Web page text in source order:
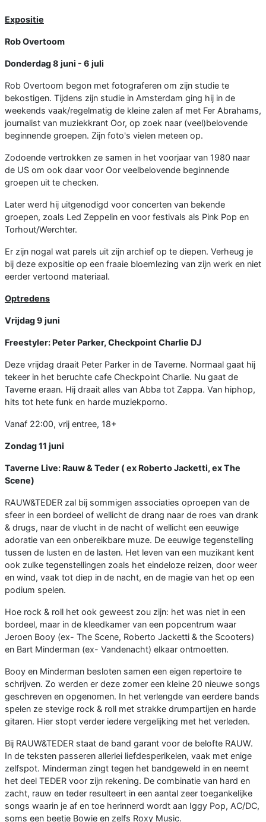
Expositie
Rob Overtoom
Donderdag 8 juni - 6 juli
Rob Overtoom begon met fotograferen om zijn studie te
bekostigen. Tijdens zijn studie in Amsterdam ging hij in de
weekends vaak/regelmatig de kleine zalen af met Fer Abrahams,
journalist van muziekkrant Oor, op zoek naar (veel)belovende
beginnende groepen. Zijn foto's vielen meteen op.
Zodoende vertrokken ze samen in het voorjaar van 1980 naar
de US om ook daar voor Oor veelbelovende beginnende
groepen uit te checken.
Later werd hij uitgenodigd voor concerten van bekende
groepen, zoals Led Zeppelin en voor festivals als Pink Pop en
Torhout/Werchter.
Er zijn nogal wat parels uit zijn archief op te diepen. Verheug je
bij deze expositie op een fraaie bloemlezing van zijn werk en niet
eerder vertoond materiaal.
Optredens
Vrijdag 9 juni
Freestyler: Peter Parker, Checkpoint Charlie DJ
Deze vrijdag draait Peter Parker in de Taverne. Normaal gaat hij
tekeer in het beruchte cafe Checkpoint Charlie. Nu gaat de
Taverne eraan. Hij draait alles van Abba tot Zappa. Van hiphop,
hits tot hete funk en harde muziekporno.
Vanaf 22:00, vrij entree, 18+
Zondag 11 juni
Taverne Live: Rauw & Teder ( ex Roberto Jacketti, ex The
Scene)
RAUW&TEDER zal bij sommigen associaties oproepen van de
sfeer in een bordeel of wellicht de drang naar de roes van drank
& drugs, naar de vlucht in de nacht of wellicht een eeuwige
adoratie van een onbereikbare muze. De eeuwige tegenstelling
tussen de lusten en de lasten. Het leven van een muzikant kent
ook zulke tegenstellingen zoals het eindeloze reizen, door weer
en wind, vaak tot diep in de nacht, en de magie van het op een
podium spelen.
Hoe rock & roll het ook geweest zou zijn: het was niet in een
bordeel, maar in de kleedkamer van een popcentrum waar
Jeroen Booy (ex- The Scene, Roberto Jacketti & the Scooters)
en Bart Minderman (ex- Vandenacht) elkaar ontmoetten.
Booy en Minderman besloten samen een eigen repertoire te
schrijven. Zo werden er deze zomer een kleine 20 nieuwe songs
geschreven en opgenomen. In het verlengde van eerdere bands
spelen ze stevige rock & roll met strakke drumpartijen en harde
gitaren. Hier stopt verder iedere vergelijking met het verleden.
Bij RAUW&TEDER staat de band garant voor de belofte RAUW.
In de teksten passeren allerlei liefdesperikelen, vaak met enige
zelfspot. Minderman zingt tegen het bandgeweld in en neemt
het deel TEDER voor zijn rekening. De combinatie van hard en
zacht, rauw en teder resulteert in een aantal zeer toegankelijke
songs waarin je af en toe herinnerd wordt aan Iggy Pop, AC/DC,
soms een beetje Bowie en zelfs Roxy Music.